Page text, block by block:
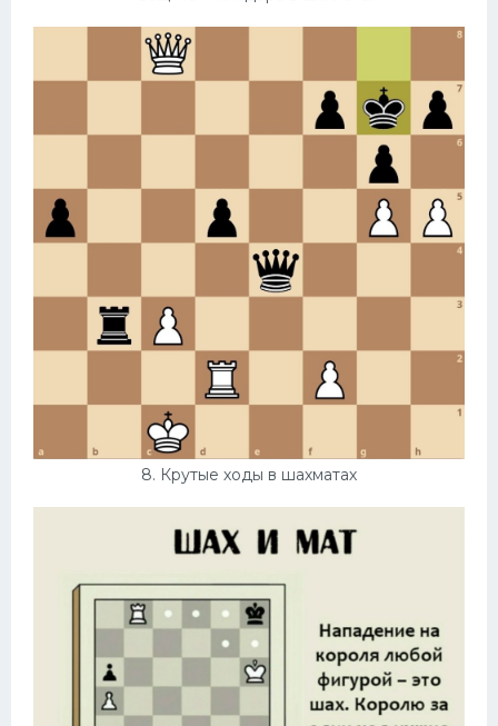
8. Крутые ходы в шахматах